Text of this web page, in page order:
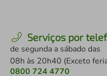
Serviços por
de segunda a sábado das
08h às 20h40 (Exceto
0800 724 4770